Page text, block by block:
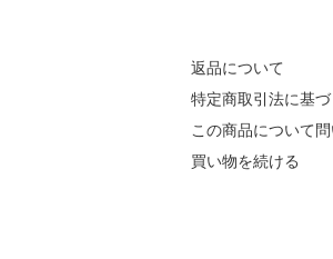
返品について
特定商取引法に基
この商品について
買い物を続ける